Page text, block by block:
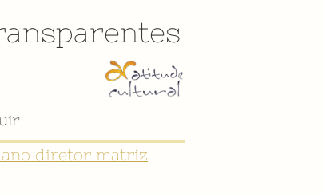
diretor matriz